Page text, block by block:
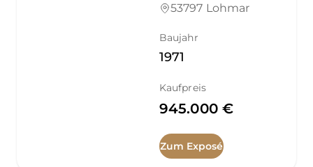
53797 Lohmar
Baujahr
1971
Kaufpreis
945.000 €
Zum Exposé